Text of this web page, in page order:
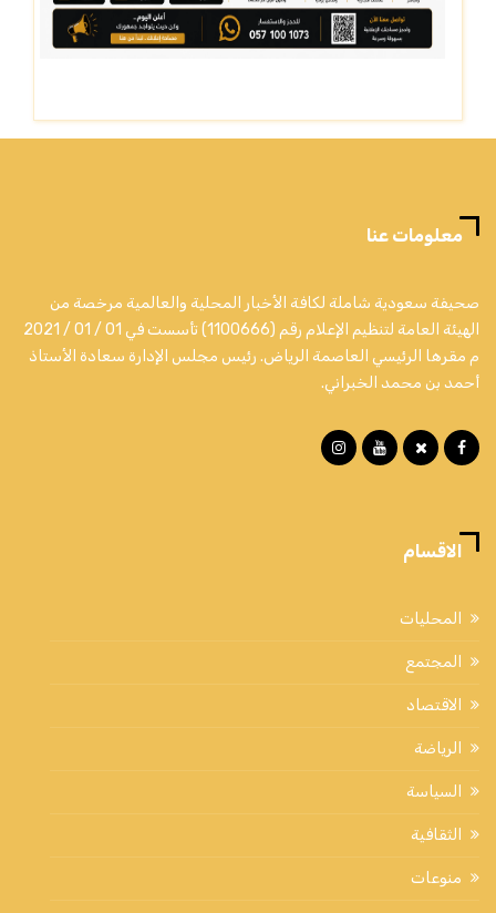
معلومات عنا
صحيفة سعودية شاملة لكافة الأخبار المحلية والعالمية مرخصة من
الهيئة العامة لتنظيم الإعلام رقم (1100666) تأسست في 01 / 01 / 2021
م مقرها الرئيسي العاصمة الرياض. رئيس مجلس الإدارة سعادة الأستاذ
أحمد بن محمد الخبراني.
الاقسام
المحليات
المجتمع
الاقتصاد
الرياضة
السياسة
الثقافية
منوعات